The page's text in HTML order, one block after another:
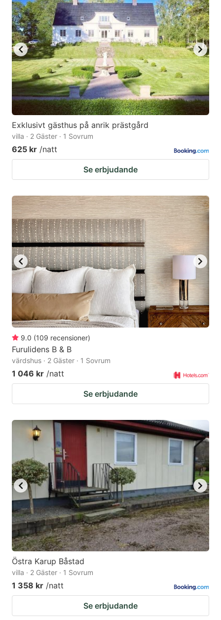
Exklusivt gästhus på anrik prästgård
villa · 2 Gäster · 1 Sovrum
625 kr /natt
Se erbjudande
9.0 (109 recensioner)
Furulidens B & B
värdshus · 2 Gäster · 1 Sovrum
1 046 kr /natt
Se erbjudande
Östra Karup Båstad
villa · 2 Gäster · 1 Sovrum
1 358 kr /natt
Se erbjudande